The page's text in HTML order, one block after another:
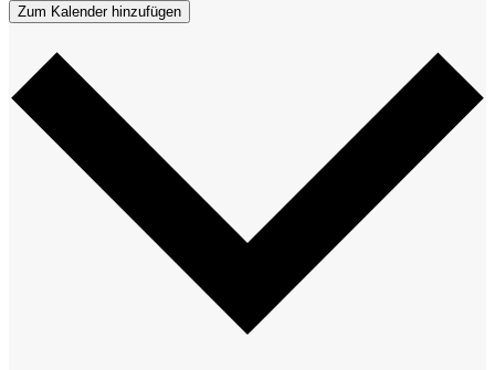
Zum Kalender hinzufügen